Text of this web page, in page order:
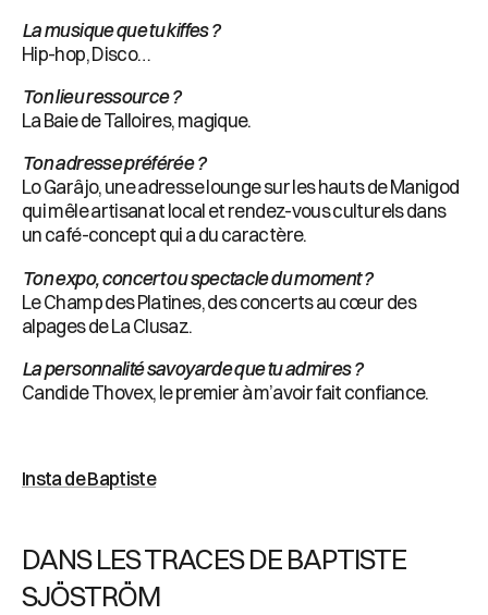
DANS LES TRACES DE BAPTISTE
SJÖSTRÖM
La musique que tu kiffes ?
Hip-hop, Disco…
Ton lieu ressource ?
La Baie de Talloires, magique.
Ton adresse préférée ?
Lo Garâjo, une adresse lounge sur les hauts de Manigod
qui mêle artisanat local et rendez-vous culturels dans
un café-concept qui a du caractère.
Ton expo, concert ou spectacle du moment ?
Le Champ des Platines, des concerts au cœur des
alpages de La Clusaz.
La personnalité savoyarde que tu admires ?
Candide Thovex, le premier à m’avoir fait confiance.
Insta de Baptiste